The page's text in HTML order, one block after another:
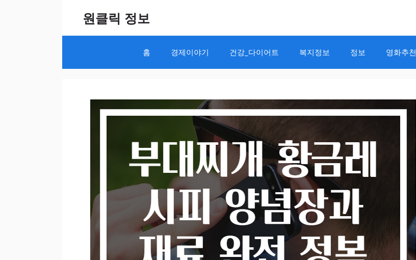
원클릭 정보
홈 경제이야기 건강_다이어트 복지정보 정보 영화추천